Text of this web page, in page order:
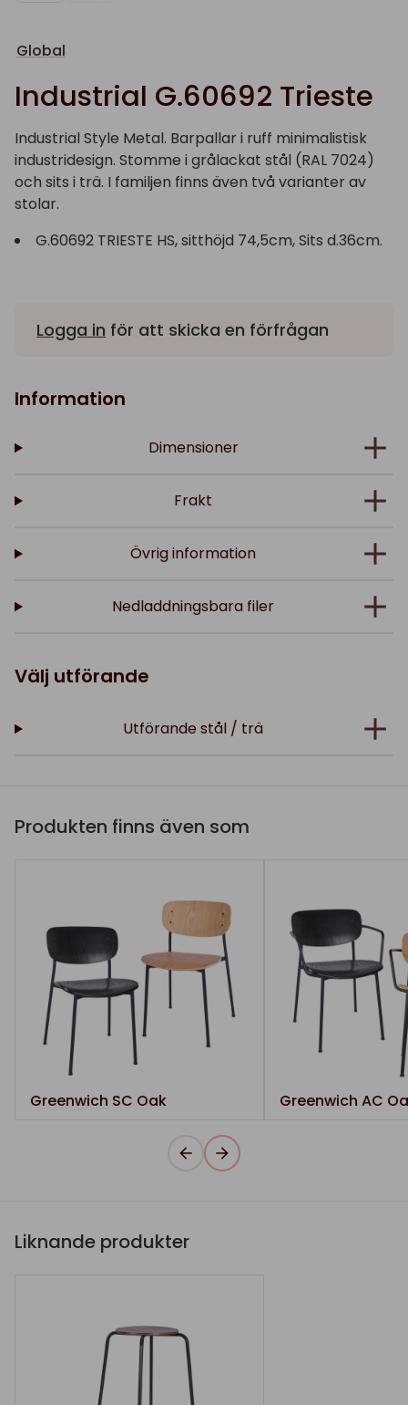
Global
Industrial G.60692 Trieste
Industrial Style Metal. Barpallar i ruff minimalistisk
industridesign. Stomme i grålackat stål (RAL 7024)
och sits i trä. I familjen finns även två varianter av
stolar.
G.60692 TRIESTE HS, sitthöjd 74,5cm, Sits d.36cm.
Logga in för att skicka en förfrågan
Information
Dimensioner
Frakt
Övrig information
Nedladdningsbara filer
Välj utförande
Utförande stål / trä
Produkten finns även som
Greenwich SC Oak Greenwich AC
Liknande produkter